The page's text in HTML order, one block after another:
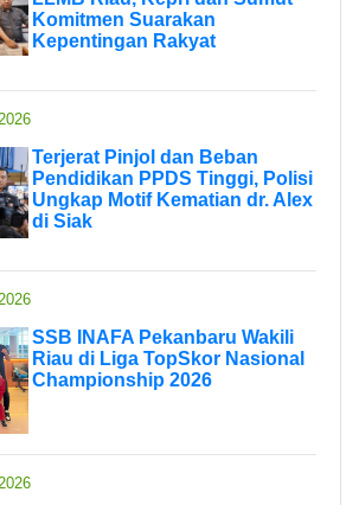
Komitmen Suarakan
Kepentingan Rakyat
Terjerat Pinjol dan Beban
Pendidikan PPDS Tinggi, Polisi
Ungkap Motif Kematian dr. Alex
di Siak
SSB INAFA Pekanbaru Wakili
Riau di Liga TopSkor Nasional
Championship 2026